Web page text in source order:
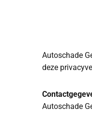
Autoschade
deze
Autoschade